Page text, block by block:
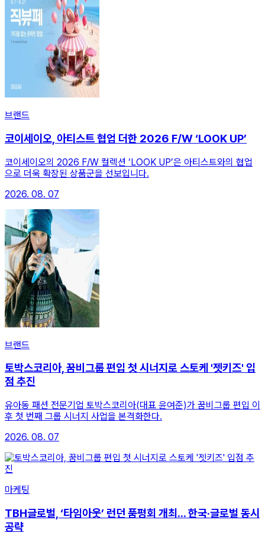
브랜드
코이세이오, 아티스트 협업 더한 2026 F/W ‘LOOK UP’
코이세이오의 2026 F/W 컬렉션 ‘LOOK UP’은 아티스트와의 협업
으로 더욱 확장된 상품군을 선보입니다.
2026. 08. 07
브랜드
토박스코리아, 꿈비그룹 편입 첫 시너지로 스토케 '젯키즈' 입
점 추진
유아동 패션 전문기업 토박스코리아(대표 윤여준)가 꿈비그룹 편입 이
후 첫 번째 그룹 시너지 사업을 본격화한다.
2026. 08. 07
마케팅
TBH글로벌, ‘타임아웃’ 런던 품평회 개최... 한국·글로벌 동시
공략